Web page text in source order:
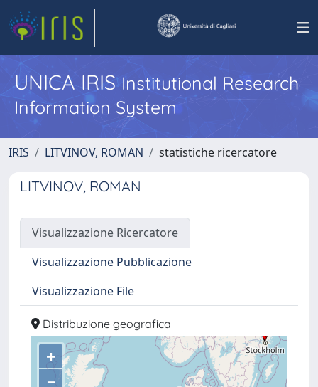
UNICA IRISInstitutional Research
Information System
IRIS LITVINOV, ROMAN statistiche ricercatore
LITVINOV, ROMAN
Visualizzazione Ricercatore
Visualizzazione Pubblicazione
Visualizzazione File
Distribuzione geografica
+
–